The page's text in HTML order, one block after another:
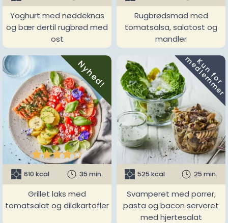
Yoghurt med nøddeknas
og bær dertil rugbrød med
ost
Rugbrødsmad med
tomatsalsa, salatost og
mandler
Nyhed!

610 kcal 35 min.
Grillet laks med
tomatsalat og dildkartofler
K
u
n
f
o
r
m
e
d
l
e
m
m
e
r
525 kcal 25 min.
Svamperet med porrer,
pasta og bacon serveret
med hjertesalat